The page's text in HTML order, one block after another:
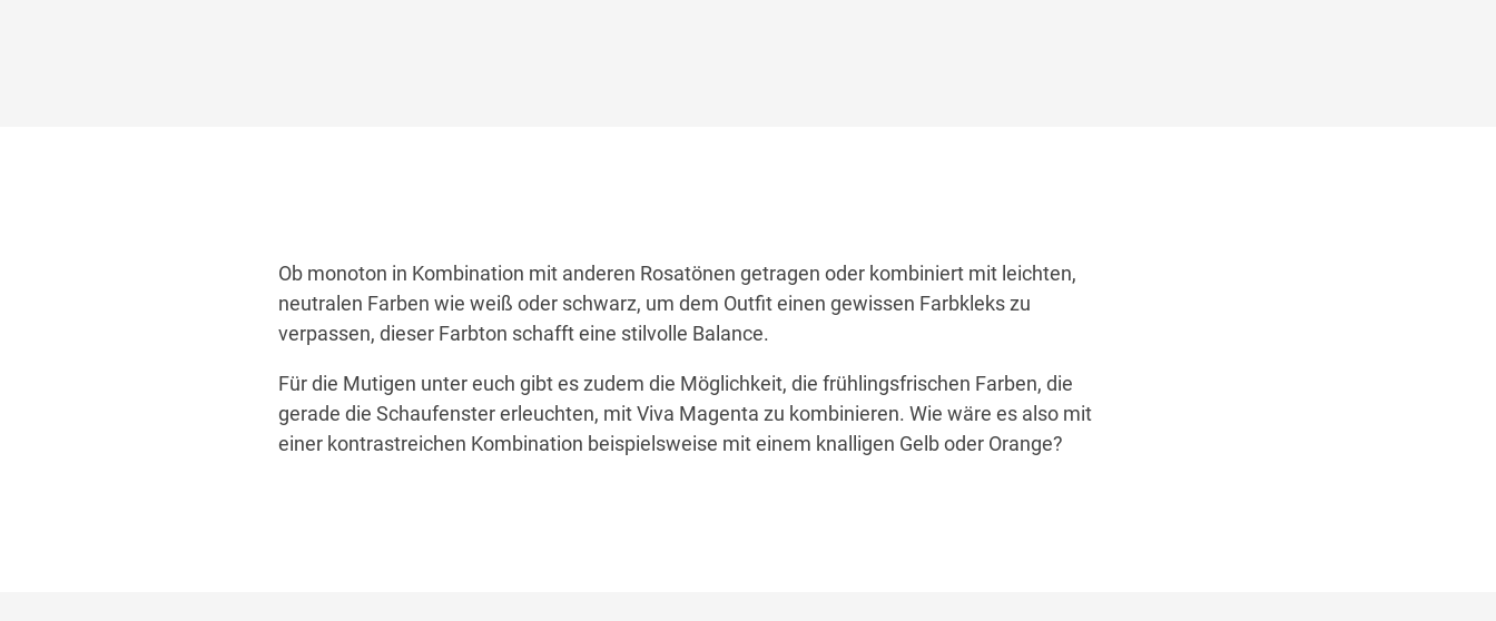
Ob monoton in Kombination mit anderen Rosatönen getragen oder kombiniert mit leichten,
neutralen Farben wie weiß oder schwarz, um dem Outfit einen gewissen Farbkleks zu
verpassen, dieser Farbton schafft eine stilvolle Balance.
Für die Mutigen unter euch gibt es zudem die Möglichkeit, die frühlingsfrischen Farben, die
gerade die Schaufenster erleuchten, mit Viva Magenta zu kombinieren. Wie wäre es also mit
einer kontrastreichen Kombination beispielsweise mit einem knalligen Gelb oder Orange?